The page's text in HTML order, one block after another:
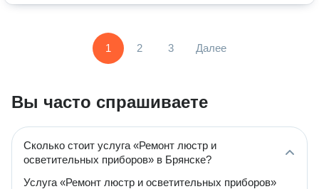
1 2 3 Далее
Вы часто спрашиваете
Сколько стоит услуга «Ремонт люстр и
осветительных приборов» в Брянске?
Услуга «Ремонт люстр и осветительных приборов»